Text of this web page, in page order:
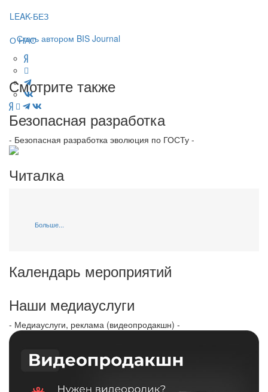
LEAK-БЕЗ
О НАС
Стать автором BIS Journal
Смотрите также
Безопасная разработка
- Безопасная разработка эволюция по ГОСТу -
Читалка
Больше...
Календарь мероприятий
Наши медиауслуги
- Медиауслуги, реклама (видеопродакшн) -